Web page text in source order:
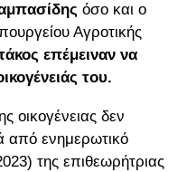
όσο και ο
Αγροτικής
επέμειναν να
του.
οικογένειας δεν
από ενημερωτικό
της επιθεωρήτριας